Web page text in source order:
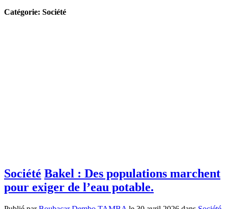
Catégorie: Société
Société Bakel : Des populations marchent
pour exiger de l’eau potable.